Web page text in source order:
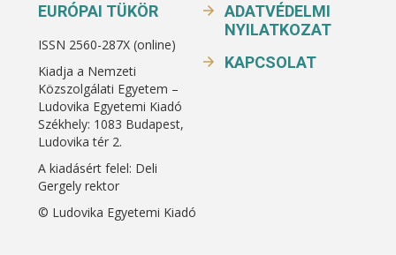
EURÓPAI TÜKÖR
ISSN 2560-287X (online)
Kiadja a Nemzeti
Közszolgálati Egyetem –
Ludovika Egyetemi Kiadó
Székhely: 1083 Budapest,
Ludovika tér 2.
A kiadásért felel: Deli
Gergely rektor
© Ludovika Egyetemi Kiadó
ADATVÉDELMI
NYILATKOZAT
KAPCSOLAT